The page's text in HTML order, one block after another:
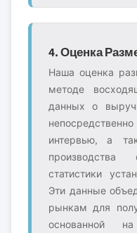
4. Оценка
Наша оценка
методе
данных о
интервью, а
статистики
Эти данные
рынкам для
основанной